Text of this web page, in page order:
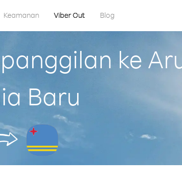
Keamanan Viber Out Blog
ke
Baru